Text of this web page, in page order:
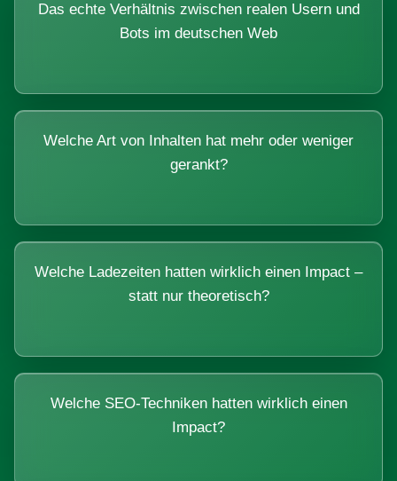
Das echte Verhältnis zwischen realen Usern und
Bots im deutschen Web
Welche Art von Inhalten hat mehr oder weniger
gerankt?
Welche Ladezeiten hatten wirklich einen Impact –
statt nur theoretisch?
Welche SEO-Techniken hatten wirklich einen
Impact?